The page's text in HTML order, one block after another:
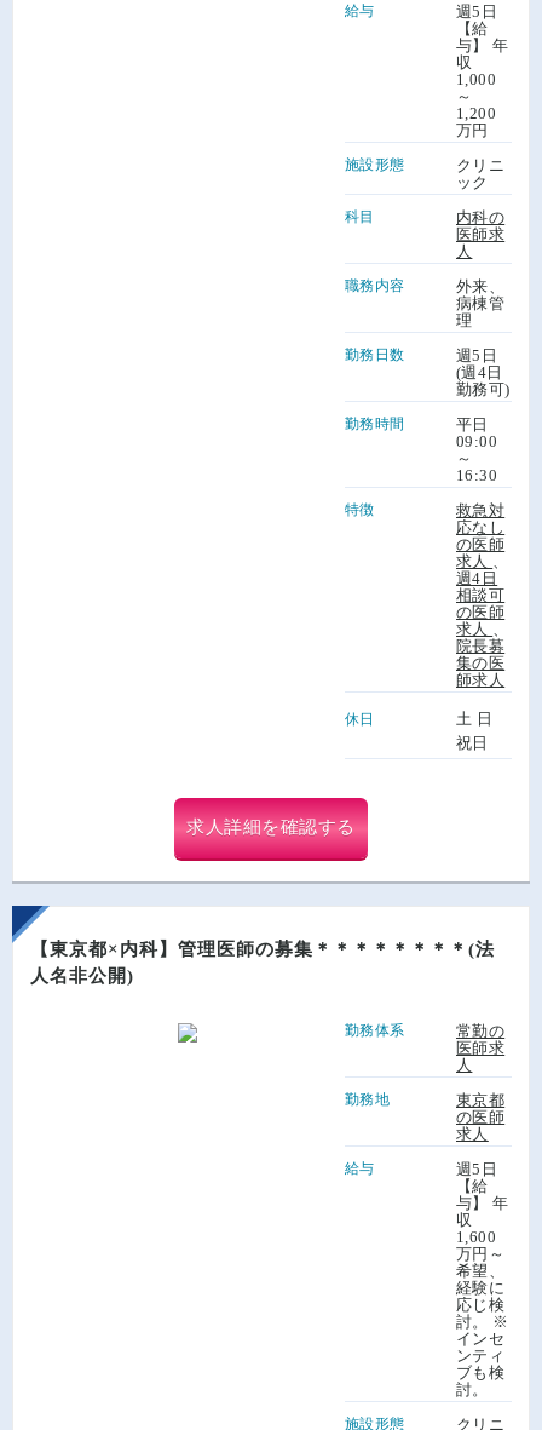
給与
週5日
【給
与】 年
収
1,000
～
1,200
万円
施設形態
クリニ
ック
科目
内科の
医師求
人
職務内容
外来、
病棟管
理
勤務日数
週5日
(週4日
勤務可)
勤務時間
平日
09:00
～
16:30
特徴
救急対
応なし
の医師
求人
週4日
相談可
の医師
求人
院長募
集の医
師求人
休日
土 日
祝日
求人詳細を確認する
【東京都×内科】管理医師の募集＊＊＊＊＊＊＊＊(法
人名非公開)
勤務体系
常勤の
医師求
人
勤務地
東京都
の医師
求人
給与
週5日
【給
与】 年
収
1,600
万円～
希望、
経験に
応じ検
討。 ※
インセ
ンティ
ブも検
討。
施設形態 クリニ